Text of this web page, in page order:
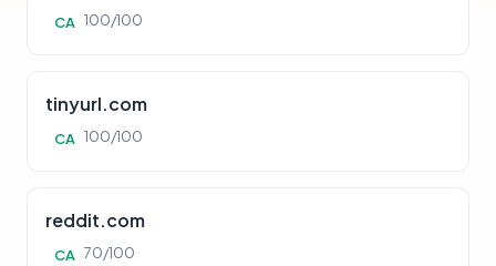
CA 100/100
tinyurl.com
CA 100/100
reddit.com
CA 70/100